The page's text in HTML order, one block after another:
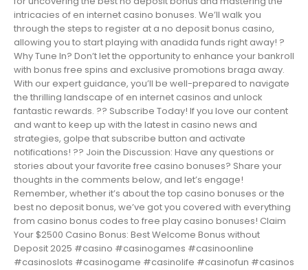
intricacies of en internet casino bonuses. We’ll walk you
through the steps to register at a no deposit bonus casino,
allowing you to start playing with anadida funds right away! ?
Why Tune In? Don’t let the opportunity to enhance your bankroll
with bonus free spins and exclusive promotions braga away.
With our expert guidance, you’ll be well-prepared to navigate
the thrilling landscape of en internet casinos and unlock
fantastic rewards. ?? Subscribe Today! If you love our content
and want to keep up with the latest in casino news and
strategies, golpe that subscribe button and activate
notifications! ?? Join the Discussion: Have any questions or
stories about your favorite free casino bonuses? Share your
thoughts in the comments below, and let’s engage!
Remember, whether it’s about the top casino bonuses or the
best no deposit bonus, we’ve got you covered with everything
from casino bonus codes to free play casino bonuses! Claim
Your $2500 Casino Bonus: Best Welcome Bonus without
Deposit 2025 #casino #casinogames #casinoonline
#casinoslots #casinogame #casinolife #casinofun #casinos